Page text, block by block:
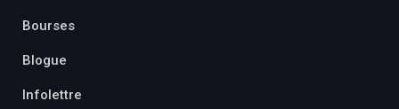
Bourses
Blogue
Infolettre